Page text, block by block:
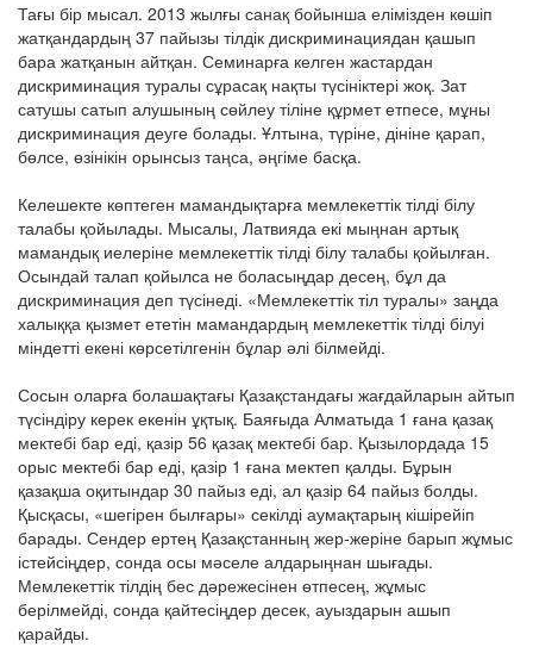
Тағы бір мысал. 2013 жылғы санақ бойынша елімізден көшіп
жатқандардың 37 пайызы тілдік дискриминациядан қашып
бара жатқанын айтқан. Семинарға келген жастардан
дискриминация туралы сұрасақ нақты түсініктері жоқ. Зат
сатушы сатып алушының сөйлеу тіліне құрмет етпесе, мұны
дискриминация деуге болады. Ұлтына, түріне, дініне қарап,
бөлсе, өзінікін орынсыз таңса, әңгіме басқа.
Келешекте көптеген мамандықтарға мемлекеттік тілді білу
талабы қойылады. Мысалы, Латвияда екі мыңнан артық
мамандық иелеріне мемлекеттік тілді білу талабы қойылған.
Осындай талап қойылса не боласыңдар десең, бұл да
дискриминация деп түсінеді. «Мемлекеттік тіл туралы» заңда
халыққа қызмет ететін мамандардың мемлекеттік тілді білуі
міндетті екені көрсетілгенін бұлар әлі білмейді.
Сосын оларға болашақтағы Қазақстандағы жағдайларын айтып
түсіндіру керек екенін ұқтық. Баяғыда Алматыда 1 ғана қазақ
мектебі бар еді, қазір 56 қазақ мектебі бар. Қызылордада 15
орыс мектебі бар еді, қазір 1 ғана мектеп қалды. Бұрын
қазақша оқитындар 30 пайыз еді, ал қазір 64 пайыз болды.
Қысқасы, «шегірен былғары» секілді аумақтарың кішірейіп
барады. Сендер ертең Қазақстанның жер-жеріне барып жұмыс
істейсіңдер, сонда осы мәселе алдарыңнан шығады.
Мемлекеттік тілдің бес дәрежесінен өтпесең, жұмыс
берілмейді, сонда қайтесіңдер десек, ауыздарын ашып
қарайды.